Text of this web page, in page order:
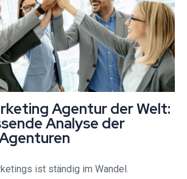
Agentur der Welt:
Analyse der
ist ständig im Wandel.